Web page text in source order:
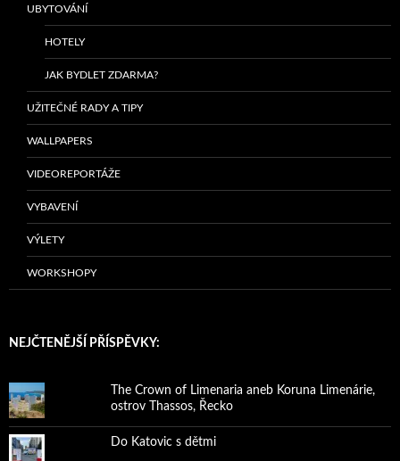
UBYTOVÁNÍ
HOTELY
JAK BYDLET ZDARMA?
UŽITEČNÉ RADY A TIPY
WALLPAPERS
VIDEOREPORTÁŽE
VYBAVENÍ
VÝLETY
WORKSHOPY
NEJČTENĚJŠÍ PŘÍSPĚVKY:
The Crown of Limenaria aneb Koruna Limenárie,
ostrov Thassos, Řecko
Do Katovic s dětmi